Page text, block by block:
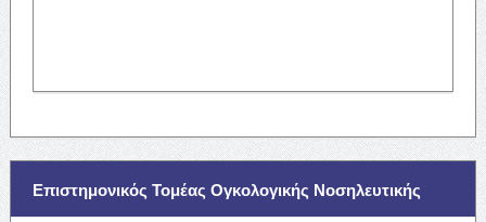
Επιστημονικός Τομέας Ογκολογικής Νοσηλευτικής